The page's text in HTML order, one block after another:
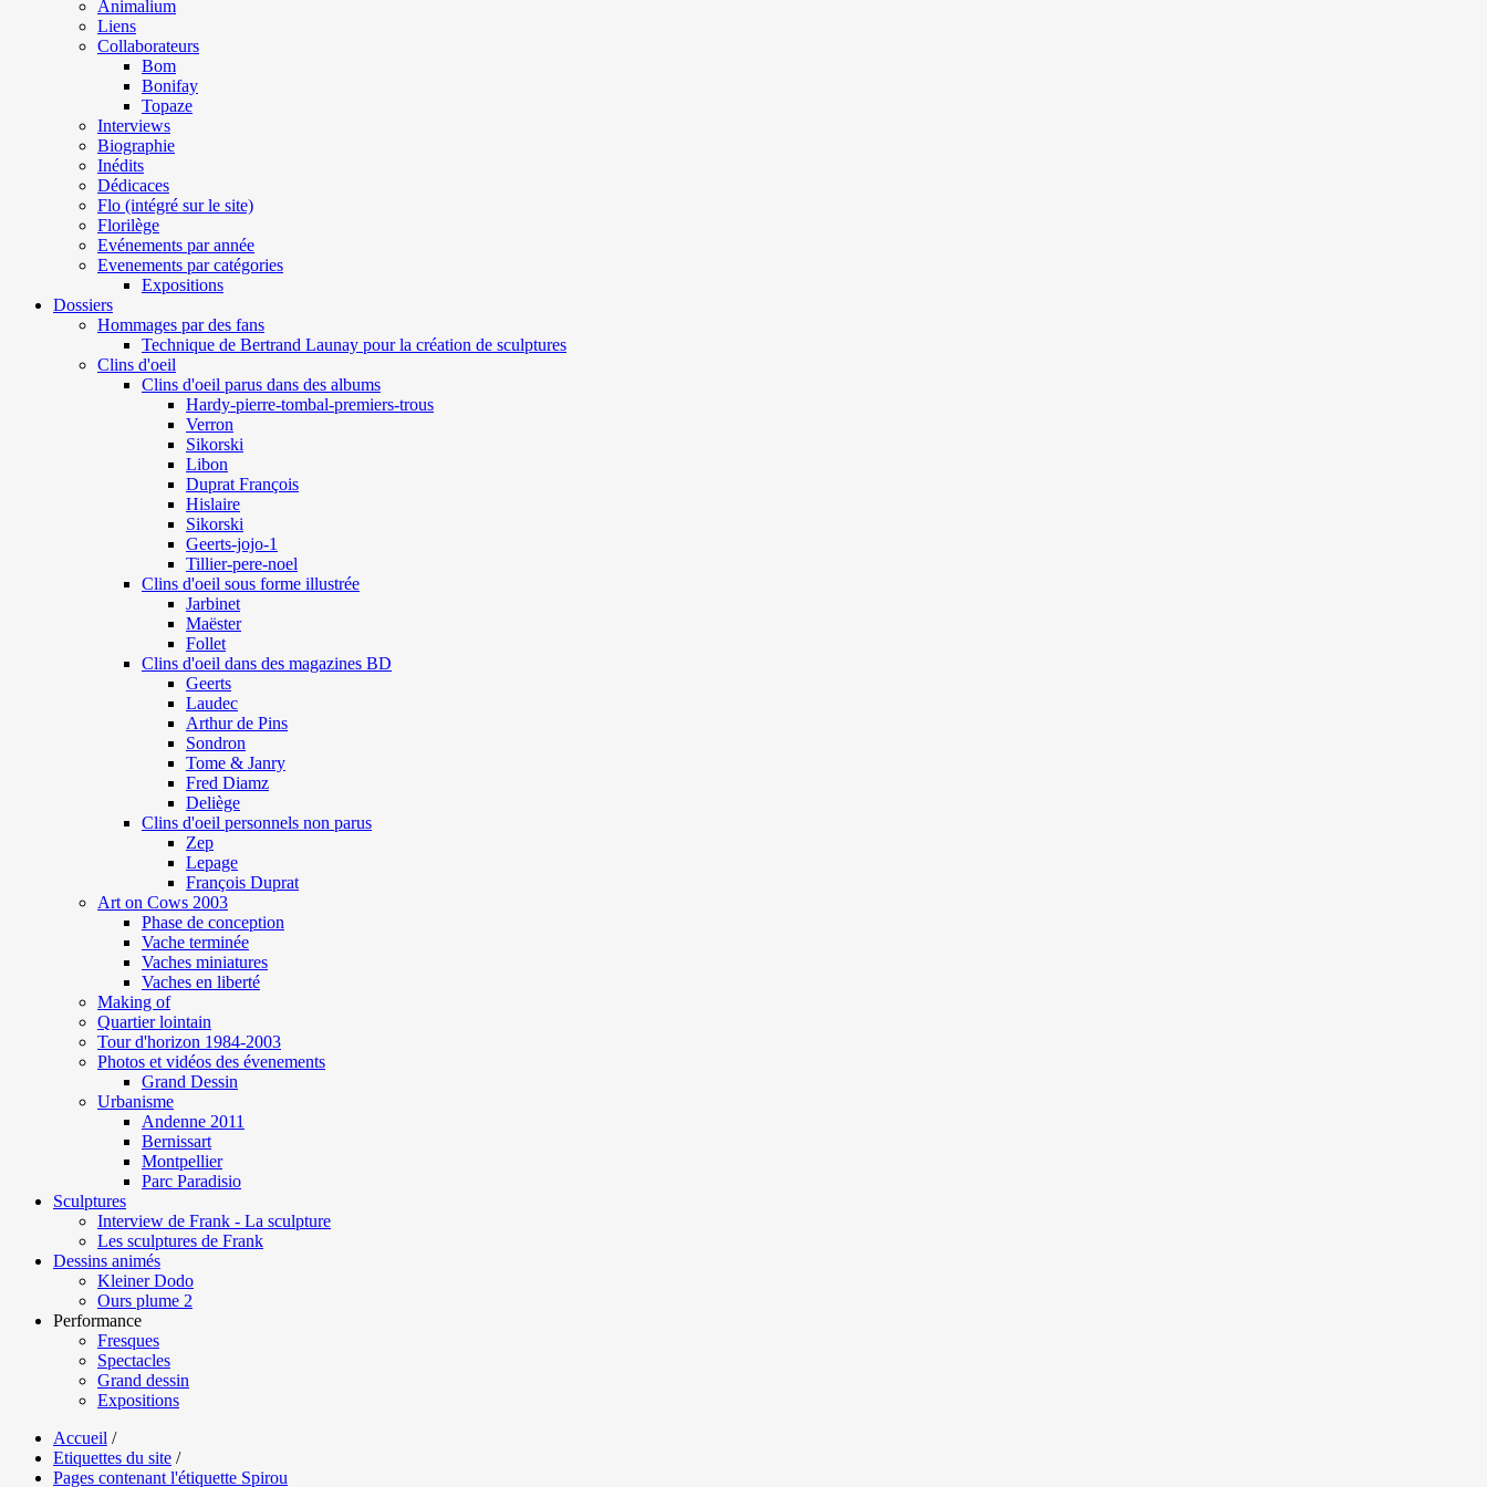
Animalium
Liens
Collaborateurs
Bom
Bonifay
Topaze
Interviews
Biographie
Inédits
Dédicaces
Flo (intégré sur le site)
Florilège
Evénements par année
Evenements par catégories
Expositions
Dossiers
Hommages par des fans
Technique de Bertrand Launay pour la création de sculptures
Clins d'oeil
Clins d'oeil parus dans des albums
Hardy-pierre-tombal-premiers-trous
Verron
Sikorski
Libon
Duprat François
Hislaire
Sikorski
Geerts-jojo-1
Tillier-pere-noel
Clins d'oeil sous forme illustrée
Jarbinet
Maëster
Follet
Clins d'oeil dans des magazines BD
Geerts
Laudec
Arthur de Pins
Sondron
Tome & Janry
Fred Diamz
Deliège
Clins d'oeil personnels non parus
Zep
Lepage
François Duprat
Art on Cows 2003
Phase de conception
Vache terminée
Vaches miniatures
Vaches en liberté
Making of
Quartier lointain
Tour d'horizon 1984-2003
Photos et vidéos des évenements
Grand Dessin
Urbanisme
Andenne 2011
Bernissart
Montpellier
Parc Paradisio
Sculptures
Interview de Frank - La sculpture
Les sculptures de Frank
Dessins animés
Kleiner Dodo
Ours plume 2
Performance
Fresques
Spectacles
Grand dessin
Expositions
Accueil /
Etiquettes du site /
Pages contenant l'étiquette Spirou